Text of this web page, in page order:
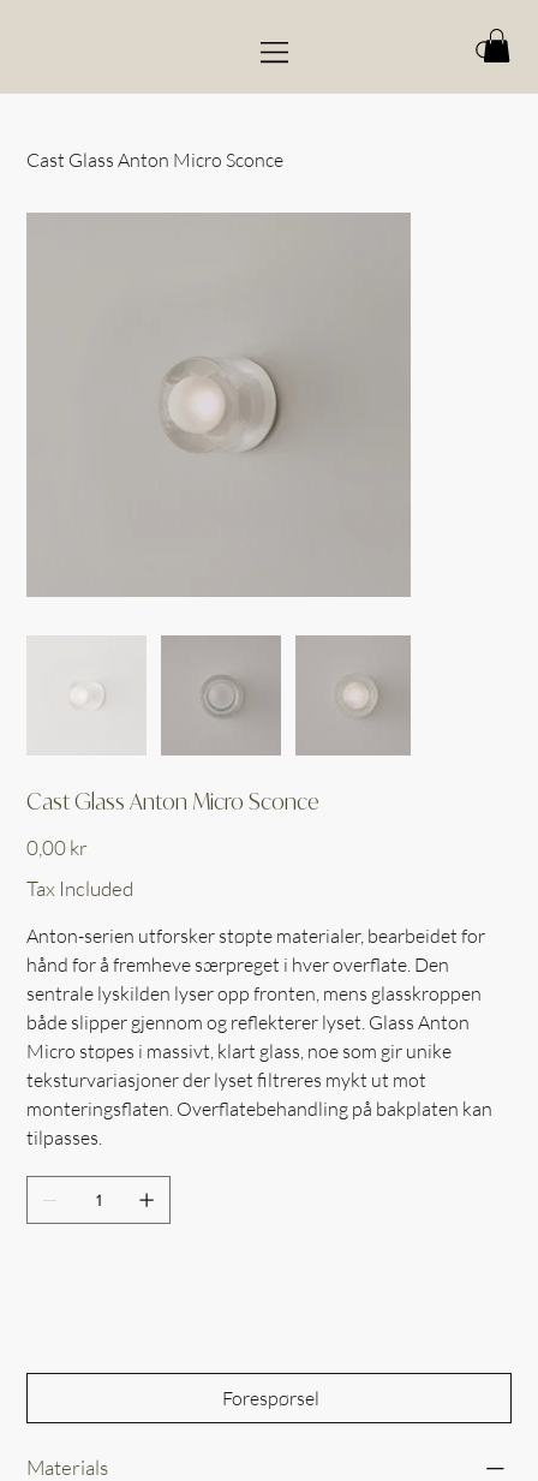
Cast Glass Anton Micro Sconce
Cast Glass Anton Micro Sconce
0,00 kr
Tax Included
Anton-serien utforsker støpte materialer, bearbeidet for
hånd for å fremheve særpreget i hver overflate. Den
sentrale lyskilden lyser opp fronten, mens glasskroppen
både slipper gjennom og reflekterer lyset. Glass Anton
Micro støpes i massivt, klart glass, noe som gir unike
teksturvariasjoner der lyset filtreres mykt ut mot
monteringsflaten. Overflatebehandling på bakplaten kan
tilpasses.
Forespørsel
Materials